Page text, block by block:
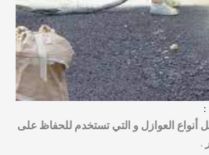
:
أنواع العوازل و التي تستخدم للحفاظ على
.